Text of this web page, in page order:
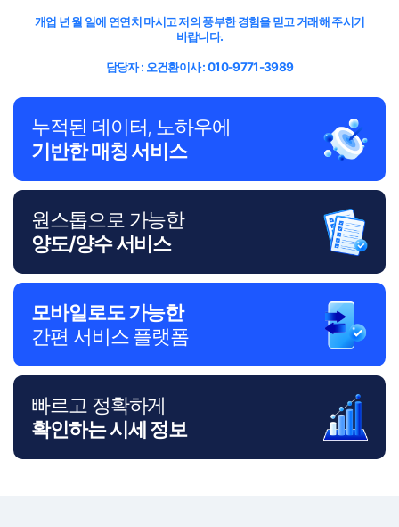
개업 년 월 일에 연연치 마시고 저의 풍부한 경험을 믿고 거래해 주시기
바랍니다.
담당자 : 오건환이사 : 010-9771-3989
누적된 데이터, 노하우에
기반한 매칭 서비스
원스톱으로 가능한
양도/양수 서비스
모바일로도 가능한
간편 서비스 플랫폼
빠르고 정확하게
확인하는 시세 정보